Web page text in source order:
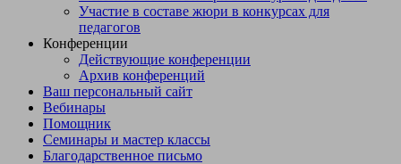
Участие в составе жюри в конкурсах для
педагогов
Конференции
Действующие конференции
Архив конференций
Ваш персональный сайт
Вебинары
Помощник
Семинары и мастер классы
Благодарственное письмо